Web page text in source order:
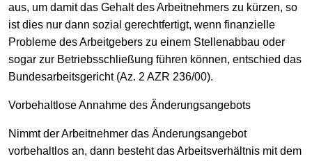
aus, um damit das Gehalt des Arbeitnehmers zu kürzen, so
ist dies nur dann sozial gerechtfertigt, wenn finanzielle
Probleme des Arbeitgebers zu einem Stellenabbau oder
sogar zur Betriebsschließung führen können, entschied das
Bundesarbeitsgericht (Az. 2 AZR 236/00).
Vorbehaltlose Annahme des Änderungsangebots
Nimmt der Arbeitnehmer das Änderungsangebot
vorbehaltlos an, dann besteht das Arbeitsverhältnis mit dem